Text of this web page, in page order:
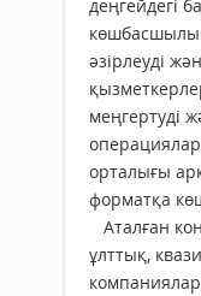
деңгейдегі
әзірлеуді
меңгертуді
орталығы
форматқа
Аталған
ұлттық,